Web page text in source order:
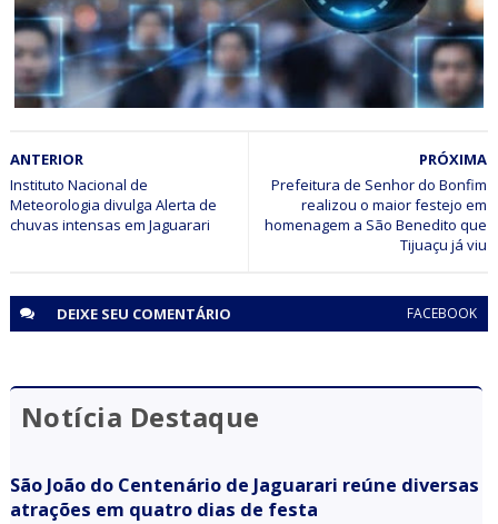
Procurado da justiça é identificado e preso após ser
identificado pelo sistema de reconhecimento facial em
ação do CICOM Sr. do Bonfim e PM em Capim Grosso
PRÓXIMA
Prefeitura de Senhor do Bonfim
realizou o maior festejo em
homenagem a São Benedito que
Tijuaçu já viu
ANTERIOR
Instituto Nacional de
Meteorologia divulga Alerta de
chuvas intensas em Jaguarari
DEIXE SEU COMENTÁRIO FACEBOOK
Notícia Destaque
São João do Centenário de Jaguarari reúne diversas
atrações em quatro dias de festa